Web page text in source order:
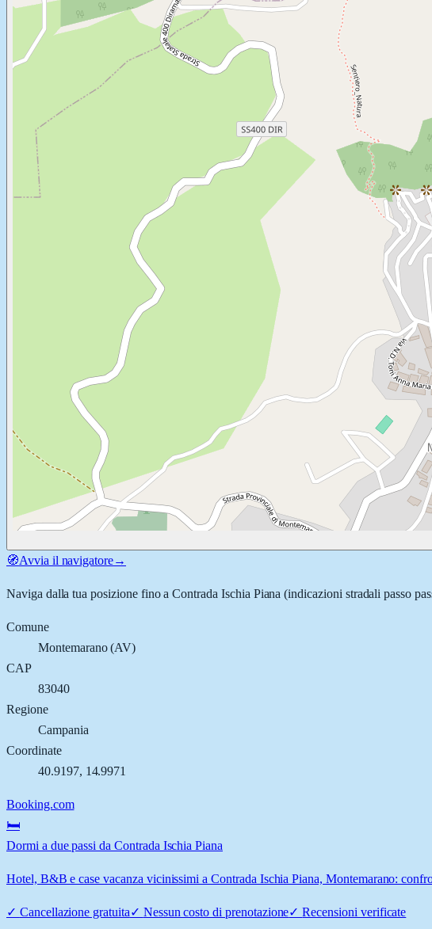
🧭Avvia il navigatore→
Naviga dalla tua posizione fino aContrada Ischia Piana (indicazioni stradali passo
Comune
Montemarano(AV)
CAP
83040
Regione
Campania
Coordinate
40.9197, 14.9971
Booking.com
🛏️
Dormi a due passi da Contrada Ischia Piana
Hotel, B&B e case vacanza vicinissimi a Contrada Ischia Piana, Montemarano:
✓ Cancellazione gratuita✓ Nessun costo di prenotazione✓Recensioni verificate